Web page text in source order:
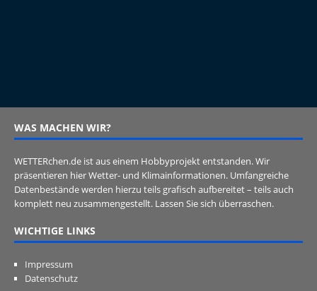
WAS MACHEN WIR?
WETTERchen.de ist aus einem Hobbyprojekt entstanden. Wir
präsentieren hier Wetter- und Klimainformationen. Umfangreiche
Datenbestände werden hierzu teils grafisch aufbereitet – teils auch
komplett neu zusammengestellt. Lassen Sie sich überraschen.
WICHTIGE LINKS
Impressum
Datenschutz